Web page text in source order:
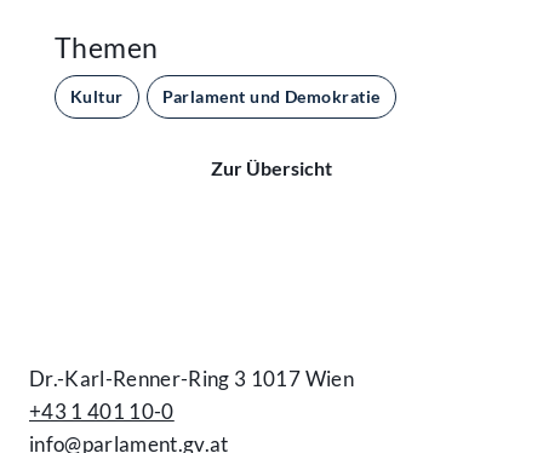
Themen
Kultur Parlament und Demokratie
Zur Übersicht
Dr.-Karl-Renner-Ring 3 1017 Wien
+43 1 401 10-0
info@parlament.gv.at